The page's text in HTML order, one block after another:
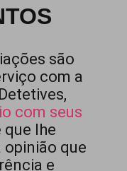
são
com a
com seus
que lhe
opinião que
e